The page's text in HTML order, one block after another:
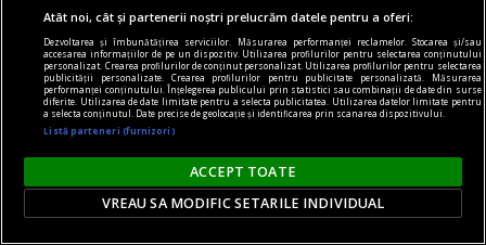
piese de schimb
Poema centralei
Am găsit-o aici, montată de fostul proprietar, și
va împlini în curînd 22 de ani.
Ana Maria SANDU
Atât noi, cât și partenerii noștri prelucrăm datele pentru a oferi:
Dezvoltarea și îmbunătățirea serviciilor. Măsurarea performanței reclamelor. Stocarea și/sau
accesarea informațiilor de pe un dispozitiv. Utilizarea profilurilor pentru selectarea conținutului
personalizat. Crearea profilurilor de conținut personalizat. Utilizarea profilurilor pentru selectarea
publicității personalizate. Crearea profilurilor pentru publicitate personalizată. Măsurarea
performanței conținutului. Înțelegerea publicului prin statistici sau combinații de date din surse
diferite. Utilizarea de date limitate pentru a selecta publicitatea. Utilizarea datelor limitate pentru
a selecta conținutul. Date precise de geolocație și identificarea prin scanarea dispozitivului.
Listă parteneri (furnizori)
ACCEPT TOATE
VREAU SA MODIFIC SETARILE INDIVIDUAL